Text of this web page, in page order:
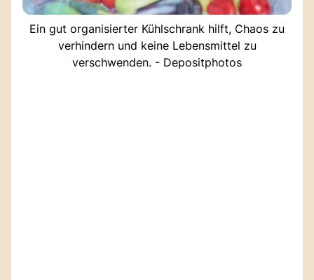
Ein gut organisierter Kühlschrank hilft, Chaos zu
verhindern und keine Lebensmittel zu
verschwenden. - Depositphotos